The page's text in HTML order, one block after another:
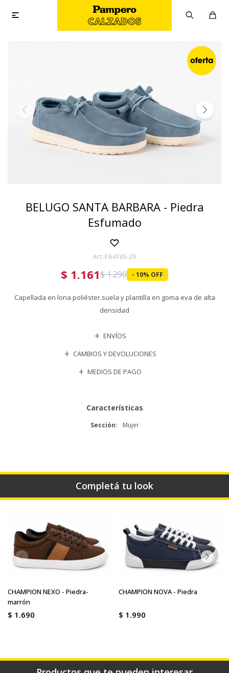

BELUGO SANTA BARBARA - Piedra
Esfumado
PA4765-29
$ 1.161$1.290 10
Capellada en lona poliéster.suela y plantilla en goma eva de alta
densidad
ENVÍOS
CAMBIOS Y DEVOLUCIONES
MEDIOS DE PAGO
Características
Sección Mujer
Completá tu look
CHAMPION NEXO - Piedra-
marrón
$ 1.690
CHAMPION NOVA - Piedra
$ 1.990